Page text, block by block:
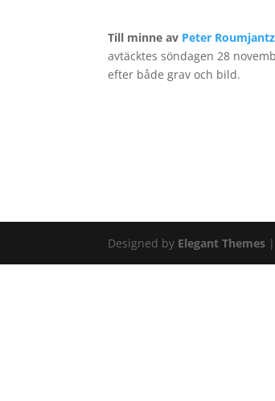
Till minne av Peter
avtäcktes söndagen 28
efter både grav och bild.
Designed by Elegant Themes